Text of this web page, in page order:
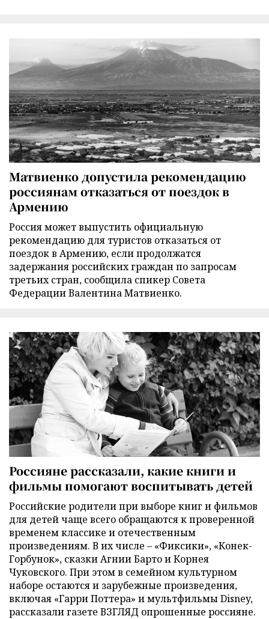
Матвиенко допустила рекомендацию
россиянам отказаться от поездок в
Армению
Россия может выпустить официальную
рекомендацию для туристов отказаться от
поездок в Армению, если продолжатся
задержания российских граждан по запросам
третьих стран, сообщила спикер Совета
Федерации Валентина Матвиенко.
Россияне рассказали, какие книги и
фильмы помогают воспитывать детей
Российские родители при выборе книг и фильмов
для детей чаще всего обращаются к проверенной
временем классике и отечественным
произведениям. В их числе – «Фиксики», «Конек-
Горбунок», сказки Агнии Барто и Корнея
Чуковского. При этом в семейном культурном
наборе остаются и зарубежные произведения,
включая «Гарри Поттера» и мультфильмы Disney,
рассказали газете ВЗГЛЯД опрошенные россияне.